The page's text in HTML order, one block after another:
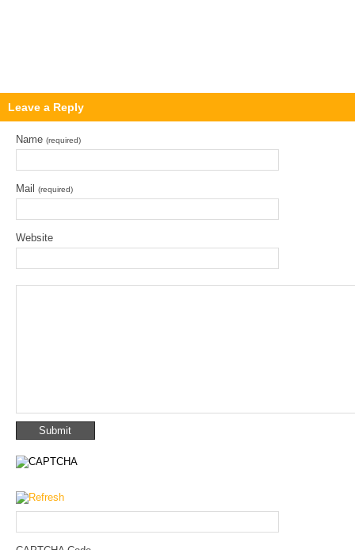
Leave a Reply
Name (required)
Mail (required)
Website